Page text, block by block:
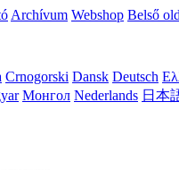
Archívum Webshop Belső
Crnogorski Dansk Deutsch
Монгол Nederlands 日本